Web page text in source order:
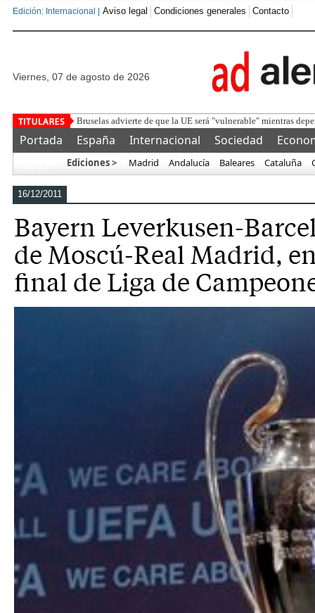
Edición: Internacional | Aviso legal Condiciones generales Contacto
viernes, 07 de agosto de 2026
Detenido un
Portada España Internacional Sociedad
Ediciones > Madrid Andalucía Baleares Cataluña
16/12/2011
Bayern Leverkusen-
de Moscú-Real Madrid,
final de Liga de